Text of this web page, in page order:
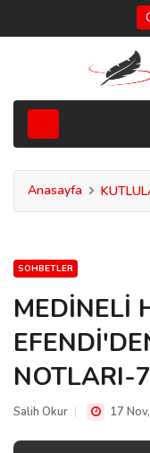
Anasayfa
SOHBETLER
MEDİNELİ
NOTLARI-7
Salih Okur 17